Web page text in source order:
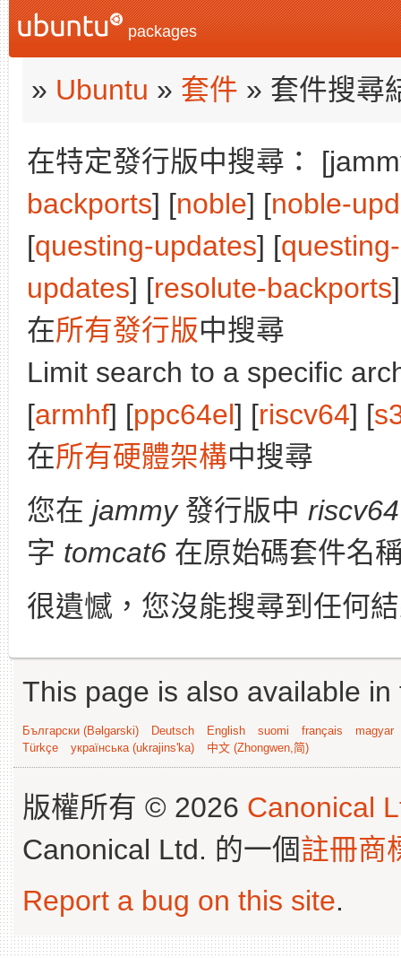
packages
» Ubuntu » 套件 » 套件搜尋
在特定發行版中搜尋：
backports] [noble] [noble-
[questing-updates] [
updates] [resolute-backports
在所有發行版中搜尋
Limit search to a specific
[armhf] [ppc64el] [riscv64] [
在所有硬體架構中搜尋
您在 jammy發行版中 riscv64
字 tomcat6 在原始碼套件名
很遺憾，您沒能搜尋到任何
This page is also available
Български (Bəlgarski) Deutsch English suomi français
magyar
Türkçe
українська (ukrajins'ka) 中文 (Zhongwen,简)
版權所有 © 2026 Canonical
Canonical Ltd. 的一個註冊商
Report a bug on this site.